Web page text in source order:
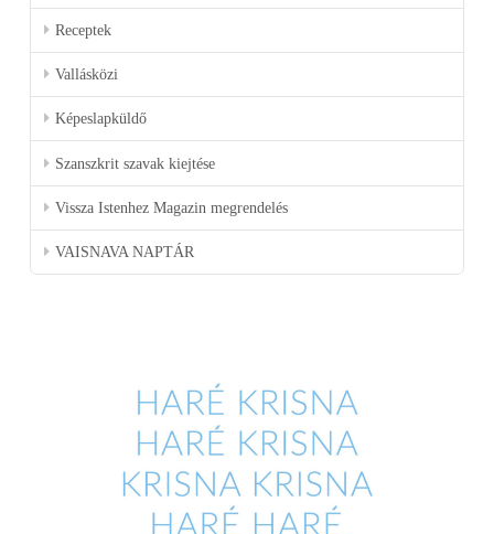
Receptek
Vallásközi
Képeslapküldő
Szanszkrit szavak kiejtése
Vissza Istenhez Magazin megrendelés
VAISNAVA NAPTÁR